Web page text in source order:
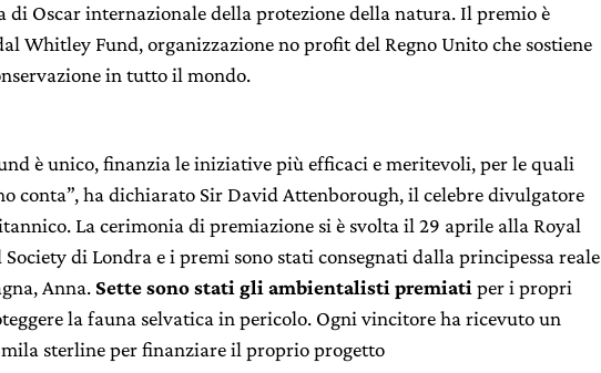
di Oscar internazionale della protezione della natura. Il premio è
Whitley Fund, organizzazione no profit del Regno Unito che sostiene
in tutto il mondo.
è unico, finanzia le iniziative più efficaci e meritevoli, per le quali
conta”, ha dichiarato Sir David Attenborough, il celebre divulgatore
La cerimonia di premiazione si è svolta il 29 aprile alla Royal
Society di Londra e i premi sono stati consegnati dalla principessa reale
Anna. Sette sono stati gli ambientalisti premiatiper i propri
la fauna selvatica in pericolo. Ogni vincitore ha ricevuto un
sterline per finanziare il proprio progetto